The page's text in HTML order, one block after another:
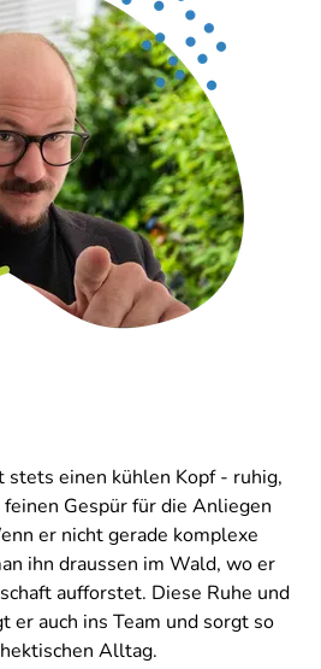
stets einen kühlen Kopf - ruhig,
Gespür für die Anliegen
er nicht gerade komplexe
ihn draussen im Wald, wo er
aufforstet. Diese Ruhe und
er auch ins Team und sorgt so
Alltag.